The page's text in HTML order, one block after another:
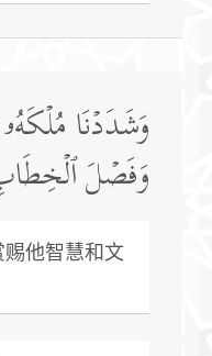
وَشَدَدۡنَا
وَفَصۡلَ
他智慧和文